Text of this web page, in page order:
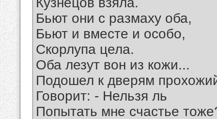
Бьют они с размаху оба,
Бьют и вместе и особо,
Скорлупа цела.
Оба лезут вон из кожи...
Подошел к дверям
Говорит: - Нельзя ль
Попытать мне счастье